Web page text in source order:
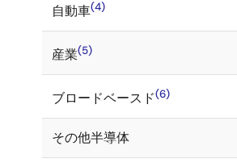
自動車(4)
産業(5)
ブロードベースド(6)
その他半導体